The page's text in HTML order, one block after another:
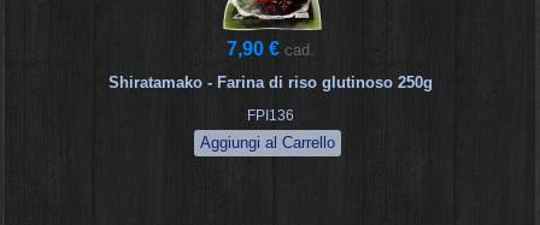
7,90 € cad.
Shiratamako - Farina di riso glutinoso 250g
FPI136